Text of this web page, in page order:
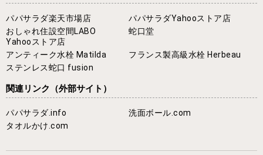
パパサラダ楽天市場店
パパサラダYahooストア店
おしゃれ住設空間LABO
Yahooストア店
蛇口堂
アンティーク水栓 Matilda
フランス製高級水栓 Herbeau
ステンレス蛇口 fusion
関連リンク （外部サイト）
パパサラダ.info
洗面ボール.com
タオルかけ.com